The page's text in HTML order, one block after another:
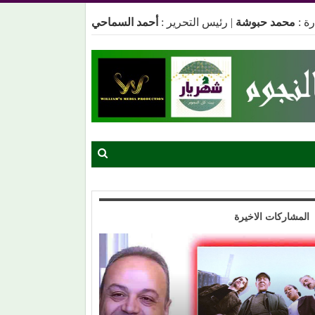
: محمد حبوشة | رئيس التحرير : أحمد السماحي
المشاركات الاخيرة